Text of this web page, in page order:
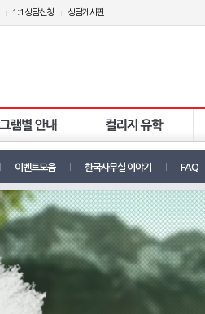
1:1상담신청 상담게시판
이벤트모음 한국사무실 이야기 FAQ